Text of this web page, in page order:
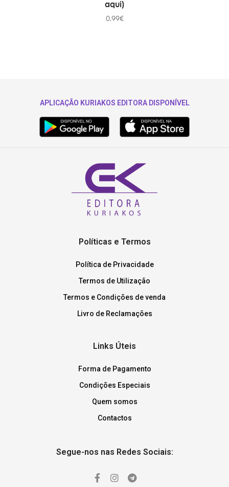
aqui)
0.99€
APLICAÇÃO KURIAKOS EDITORA DISPONÍVEL
Políticas e Termos
Política de Privacidade
Termos de Utilização
Termos e Condições de venda
Livro de Reclamações
Links Úteis
Forma de Pagamento
Condições Especiais
Quem somos
Contactos
Segue-nos nas Redes Sociais: